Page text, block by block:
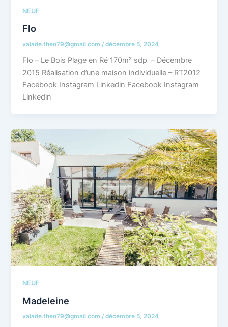
NEUF
Flo
valade.theo79@gmail.com /décembre 5, 2024
Flo – Le Bois Plage en Ré 170m² sdp – Décembre
2015 Réalisation d’une maison individuelle – RT2012
Facebook Instagram Linkedin Facebook Instagram
Linkedin
NEUF
Madeleine
valade.theo79@gmail.com /décembre 5, 2024